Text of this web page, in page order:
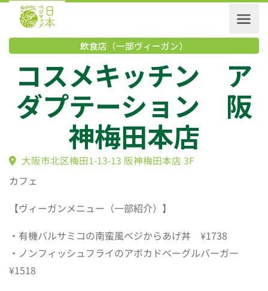
飲食店（一部ヴィーガン）
コスメキッチン
ダプテーション
神梅田本店
大阪市北区梅田1-13-13 阪神梅田本店 3F
カフェ
【ヴィーガンメニュー（一部紹介）】
・有機バルサミコの南蛮風ベジからあげ丼 ¥1738
・ノンフィッシュフライのアボカドベーグルバーガー
¥1518